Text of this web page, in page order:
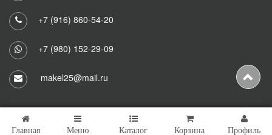
+7 (916) 860-54-20
+7 (980) 152-29-09
makel25@mail.ru
Главная Меню Каталог Корзина Профиль